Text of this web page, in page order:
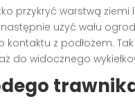
przykryć warstwą
użyć wału
z podłożem.
do widocznego